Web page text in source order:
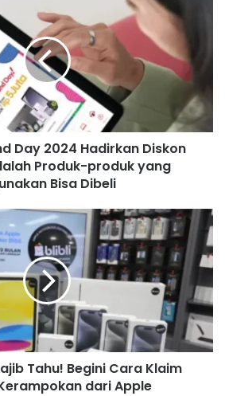
Day 2024 Hadirkan Diskon
Produk-produk yang
Bisa Dibeli
Tahu! Begini Cara Klaim
dari Apple